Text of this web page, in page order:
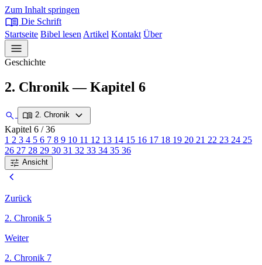
Zum Inhalt springen
menu_book Die Schrift
Startseite Bibel lesen Artikel Kontakt Über
menu
Geschichte
2. Chronik — Kapitel 6
search menu_book 2. Chronik expand_more
Kapitel 6 / 36
1 2 3 4 5 6 7 8 9 10 11 12 13 14 15 16 17 18 19 20 21 22 23 24 25
26 27 28 29 30 31 32 33 34 35 36
tune Ansicht
chevron_left
Zurück
2. Chronik 5
Weiter
2. Chronik 7